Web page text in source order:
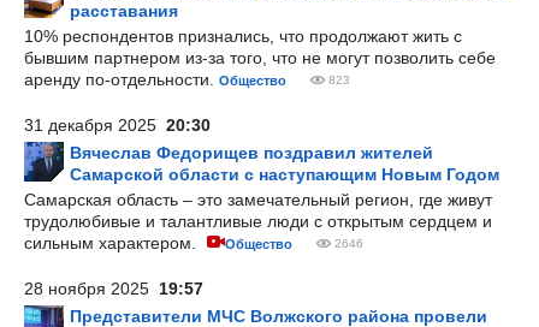
расставания
10% респондентов признались, что продолжают жить с
бывшим партнером из-за того, что не могут позволить себе
аренду по-отдельности.
Общество 823
31 декабря 2025 20:30
Вячеслав Федорищев поздравил жителей
Самарской области с наступающим Новым Годом
Самарская область – это замечательный регион, где живут
трудолюбивые и талантливые люди с открытым сердцем и
сильным характером.
Общество 2646
28 ноября 2025 19:57
Представители МЧС Волжского района провели